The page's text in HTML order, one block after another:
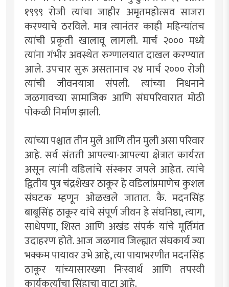
१९९९ रोजी त्यांचा जाहीर अमृतमहोत्सव साजरा
करण्याचे ठरविले. मात्र त्यानंतर काही महिन्यांतच
त्यांची प्रकृती खालावू लागली. मार्च २००० मध्ये
त्यांना गंभीर अवस्थेत रुग्णालयात दाखल करण्यात
आले. उपचार सुरू असतानाच २४ मार्च २००० रोजी
त्यांची जीवनयात्रा संपली. त्यांच्या निधनाने
जळगावच्या सामाजिक आणि संघपरिवारात मोठी
पोकळी निर्माण झाली.
त्यांच्या पश्चात तीन मुले आणि तीन मुली असा परिवार
आहे. सर्व संतती आपल्या-आपल्या क्षेत्रात कार्यरत
असून त्यांनी वडिलांचे संस्कार जपले आहेत. त्यांचे
द्वितीय पुत्र चंद्रशेखर ठाकूर हे वडिलांप्रमाणेच कुशल
संघटक म्हणून ओळखले जातात. कै. मदनसिंह
बाबूसिंह ठाकूर यांचे संपूर्ण जीवन हे संघनिष्ठा, त्याग,
साधेपणा, शिस्त आणि अखंड संपर्क यांचे मूर्तिमंत
उदाहरण होते. आज जळगाव जिल्ह्यात संघकार्य ज्या
भक्कम पायावर उभे आहे, त्या पायाभरणीत मदनसिंह
ठाकूर यांच्यासारख्या निःस्वार्थ आणि तपस्वी